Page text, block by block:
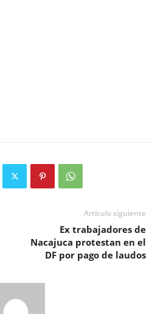
Artículo siguiente
Ex trabajadores de
Nacajuca protestan en el
DF por pago de laudos